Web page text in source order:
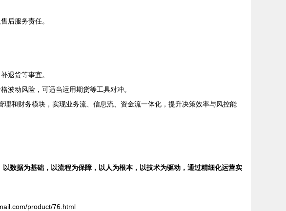
后服务责任。
退货等事宜。
波动风险，可适当运用期货等工具对冲。
和财务模块，实现业务流、信息流、资金流一体化，提升决策效率与风控能
以数据为基础，以流程为保障，以人为根本，以技术为驱动，通过精细化运营实
product/76.html